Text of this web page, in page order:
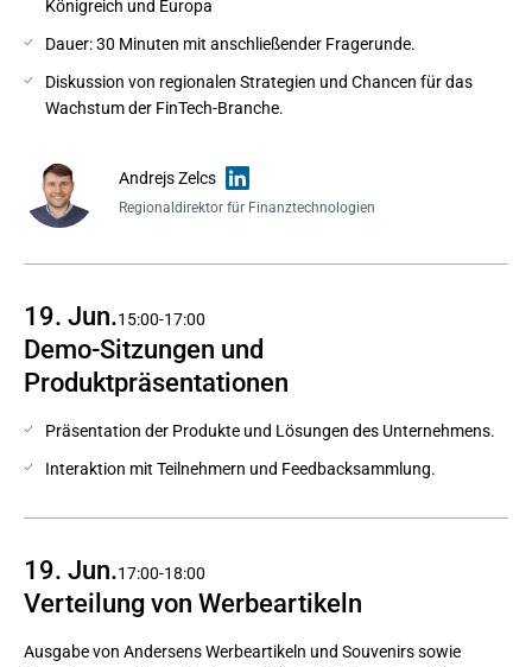
Königreich und Europa
Dauer: 30 Minuten mit anschließender Fragerunde.
Diskussion von regionalen Strategien und Chancen für das
Wachstum der FinTech-Branche.
Andrejs Zelcs
Regionaldirektor für Finanztechnologien
19. Jun.15:00-17:00
Demo-Sitzungen und
Produktpräsentationen
Präsentation der Produkte und Lösungen des Unternehmens.
Interaktion mit Teilnehmern und Feedbacksammlung.
19. Jun.17:00-18:00
Verteilung von Werbeartikeln
Ausgabe von Andersens Werbeartikeln und Souvenirs sowie